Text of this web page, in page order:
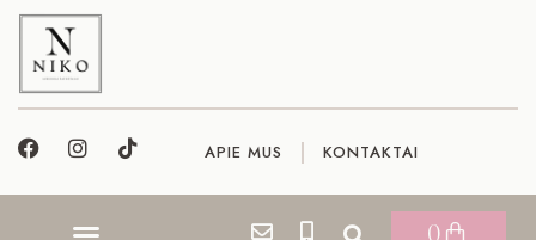
APIE MUS KONTAKTAI